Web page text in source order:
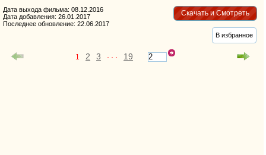
Скачать и Смотреть
Дата выхода фильма: 08.12.2016
Дата добавления: 26.01.2017
Последнее обновление: 22.06.2017
В избранное
1 2 3 · · · 19